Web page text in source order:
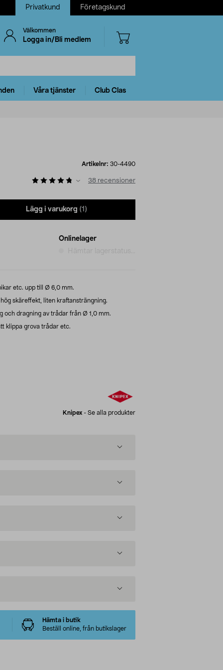
Privatkund Företagskund
Välkommen
Logga in/Bli medlem
Våra tjänster Club Clas
Artikelnr: 30-4490
38 recensioner
Lägg i varukorg (1)
Onlinelager
Hämtar lagerstatus...
etc. upp till Ø 6,0 mm.
skäreffekt, liten kraftansträngning.
och dragning av trådar från Ø 1,0 mm.
klippa grova trådar etc.
Knipex - Se alla produkter
Hämta i butik
Beställ online, från butikslager